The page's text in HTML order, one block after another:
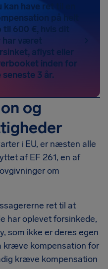
kan have ret til en
på helt
til 600 €, hvis dit
været
aflyst eller
inden for
seneste 3 år.
og
i EU, er næsten alle
af EF 261, en af
om
ret til at
har oplevet forsinkede,
som ikke er deres egen
kræve kompensation for
kræve kompensation